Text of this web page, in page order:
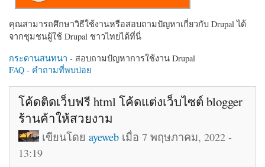
คุณสามารถศึกษาวิธีใช้งานหรือสอบถามปัญหาเกี่ยวกับ Drupal ได้
จากชุมชนผู้ใช้ Drupal ชาวไทยได้ที่นี่
กระดานสนทนา - สอบถามปัญหาการใช้งาน Drupal
FAQ - คำถามที่พบบ่อย
โค้ดติดเว็บฟรี html โค้ดแต่งเว็บไซต์ blogger
ร้านค้าให้สวยงาม
เขียนโดยayeweb เมื่อ 7 พฤษภาคม, 2022 -
13:19